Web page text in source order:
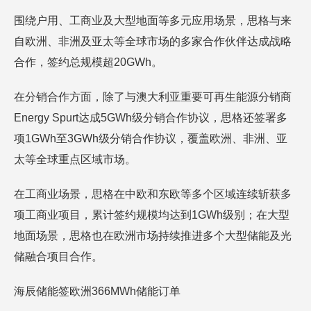
围绕户用、工商业及大型地面等多元应用场景，思格与来
自欧洲、非洲及亚太等全球市场的多家合作伙伴达成战略
合作，签约总规模超20GWh。
在分销合作方面，除了与澳大利亚重要可再生能源分销商
Energy Spurt达成5GWh级分销合作协议，思格还签署多
项1GWh至3GWh级分销合作协议，覆盖欧洲、非洲、亚
太等全球重点区域市场。
在工商业场景，思格在中欧和东欧等多个区域连续斩获多
项工商业项目，累计签约规模均达到1GWh级别；在大型
地面场景，思格也在欧洲市场持续推进多个大型储能及光
储融合项目合作。
海辰储能签欧洲366MWh储能订单